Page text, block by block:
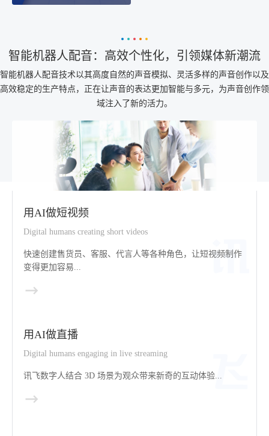
智能机器人配音：高效个性化，引领媒体新潮流
智能机器人配音技术以其高度自然的声音模拟、灵活多样的声音创作以及
高效稳定的生产特点，正在让声音的表达更加智能与多元，为声音创作领
域注入了新的活力。
用AI做短视频
Digital humans creating short videos
快速创建售货员、客服、代言人等各种角色，让短视频制作
变得更加容易...
用AI做直播
Digital humans engaging in live streaming
讯飞数字人结合 3D 场景为观众带来新奇的互动体验...